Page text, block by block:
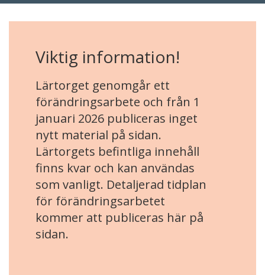
Viktig information!
Lärtorget genomgår ett
förändringsarbete och från 1
januari 2026 publiceras inget
nytt material på sidan.
Lärtorgets befintliga innehåll
finns kvar och kan användas
som vanligt. Detaljerad tidplan
för förändringsarbetet
kommer att publiceras här på
sidan.